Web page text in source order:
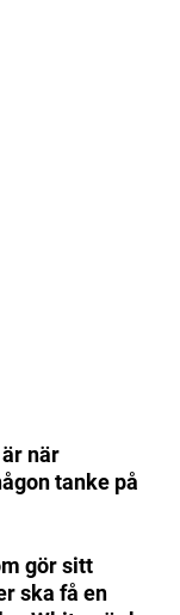
när
tanke på
gör sitt
ska få en